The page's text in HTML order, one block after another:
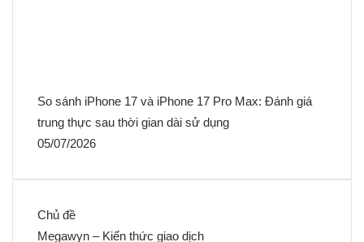
So sánh iPhone 17 và iPhone 17 Pro Max: Đánh giá
trung thực sau thời gian dài sử dụng
05/07/2026
Chủ đề
Megawyn – Kiến thức giao dịch